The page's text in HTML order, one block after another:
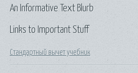
Links to Important Stuff
Стандартный вычет учебник
An Informative Text Blurb